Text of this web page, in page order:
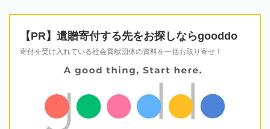
【PR】遺贈寄付する先をお探しならgooddo
寄付を受け入れている社会貢献団体の資料を一括お取り寄せ！